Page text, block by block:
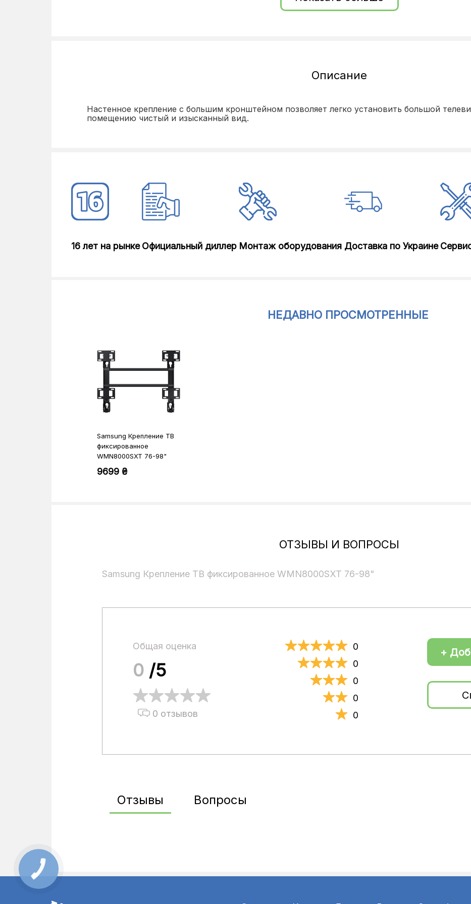
Описание
Настенное крепление с большим кронштейном позволяет легко установить большой
помещению чистый и изысканный вид.
16 лет на рынке Официальный диллер Монтаж оборудования Доставка по Украине
НЕДАВНО ПРОСМОТРЕННЫЕ
Samsung Крепление ТВ
фиксированное
WMN8000SXT 76-98"
9699 ₴
ОТЗЫВЫ И ВОПРОСЫ
Samsung Крепление ТВ фиксированное WMN8000SXT 76-98"
Общая оценка
0 /5
0 отзывов
0
0
0
0
0
+
Отзывы Вопросы